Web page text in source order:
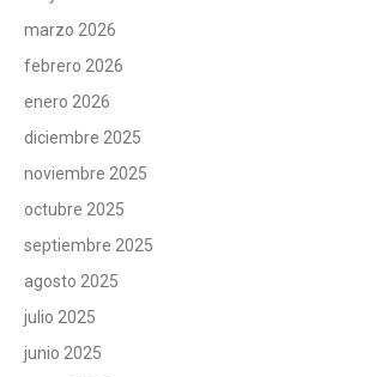
marzo 2026
febrero 2026
enero 2026
diciembre 2025
noviembre 2025
octubre 2025
septiembre 2025
agosto 2025
julio 2025
junio 2025